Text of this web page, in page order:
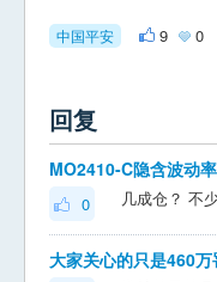
中国平安 9 0
回复
MO2410-C隐含波动
0 几成仓？ 不